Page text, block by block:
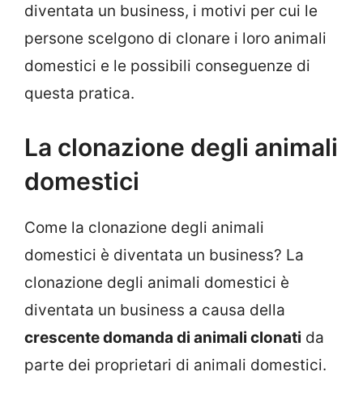
diventata un business, i motivi per cui le
persone scelgono di clonare i loro animali
domestici e le possibili conseguenze di
questa pratica.
La clonazione degli animali
domestici
Come la clonazione degli animali
domestici è diventata un business? La
clonazione degli animali domestici è
diventata un business a causa della
crescente domanda di animali clonati da
parte dei proprietari di animali domestici.